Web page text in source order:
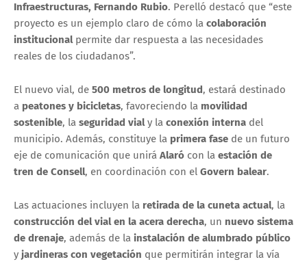
Infraestructuras, Fernando Rubio. Perelló destacó que “este
proyecto es un ejemplo claro de cómo la colaboración
institucionalpermite dar respuesta a las necesidades
reales de los ciudadanos”.
El nuevo vial, de 500 metros de longitud, estará destinado
a peatones y bicicletas, favoreciendo la movilidad
sostenible, la seguridad vialy la conexión interna del
municipio. Además, constituye la primera fase de un futuro
eje de comunicación que unirá Alaró con la estación de
tren de Consell, en coordinación con el Govern balear.
Las actuaciones incluyen la retirada de la cuneta actual, la
construcción del vial en la acera derecha, un nuevo sistema
de drenaje, además de la instalación de alumbrado público
y jardineras con vegetación que permitirán integrar la vía